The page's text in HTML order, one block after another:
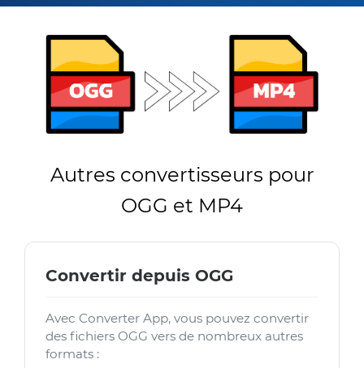
Autres convertisseurs pour
OGG et MP4
Convertir depuis OGG
Avec Converter App, vous pouvez convertir
des fichiers OGG vers de nombreux autres
formats :